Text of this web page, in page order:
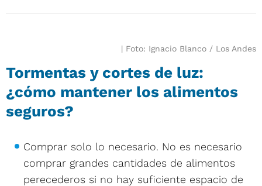
Foto: Ignacio Blanco / Los Andes
Tormentas y cortes de luz:
¿cómo mantener los alimentos
seguros?
Comprar solo lo necesario. No es necesario
comprar grandes cantidades de alimentos
perecederos si no hay suficiente espacio de